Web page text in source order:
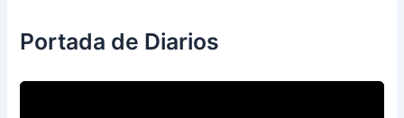
Portada de Diarios